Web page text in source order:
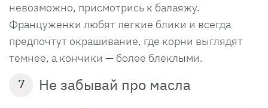
невозможно, присмотрись к балаяжу.
Француженки любят легкие блики и всегда
предпочтут окрашивание, где корни выглядят
темнее, а кончики — более блеклыми.
7 Не забывай про масла